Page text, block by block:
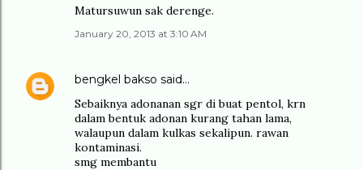
Matursuwun sak derenge.
January 20, 2013 at 3:10 AM
bengkel bakso said…
Sebaiknya adonanan sgr di buat pentol, krn
dalam bentuk adonan kurang tahan lama,
walaupun dalam kulkas sekalipun. rawan
kontaminasi.
smg membantu